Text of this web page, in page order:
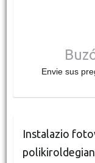
Envie sus
Instalazio
polikiroldegian